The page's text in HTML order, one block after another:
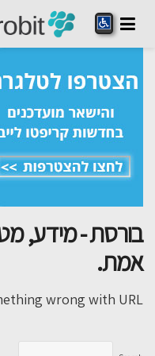
בורסת - מידע,
אמת.
wrong with URL